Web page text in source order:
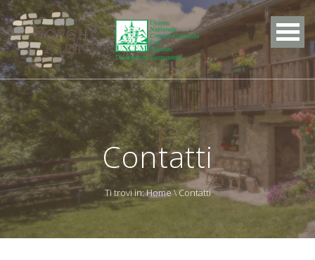
Contatti
Ti trovi in:Home\ Contatti